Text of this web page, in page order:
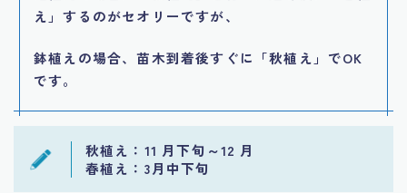
え」するのがセオリーですが、
鉢植えの場合、苗木到着後すぐに「秋植え」でOK
です。
秋植え： 11 月下旬～12 月
春植え： 3月中下旬